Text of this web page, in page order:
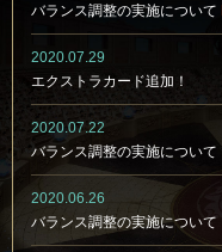
バランス調整の実施について
2020.07.29
エクストラカード追加！
2020.07.22
バランス調整の実施について
2020.06.26
バランス調整の実施について